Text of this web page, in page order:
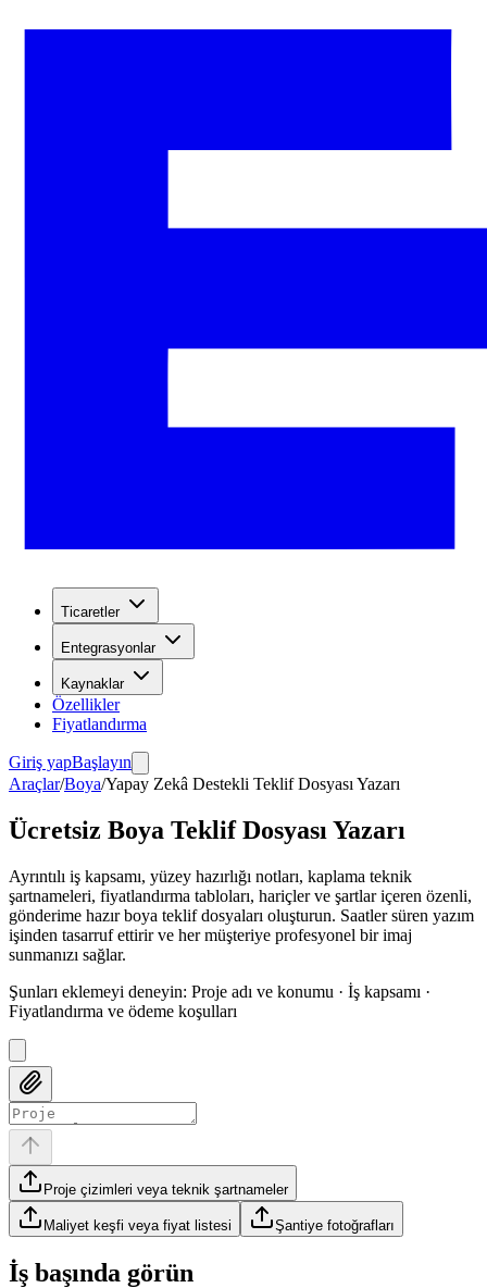
Ticaretler
Entegrasyonlar
Kaynaklar
Özellikler
Fiyatlandırma
Giriş yapBaşlayın
Araçlar/Boya/Yapay Zekâ Destekli Teklif Dosyası Yazarı
Ücretsiz Boya Teklif Dosyası Yazarı
Ayrıntılı iş kapsamı, yüzey hazırlığı notları, kaplama teknik
şartnameleri, fiyatlandırma tabloları, hariçler ve şartlar içeren özenli,
gönderime hazır boya teklif dosyaları oluşturun. Saatler süren yazım
işinden tasarruf ettirir ve her müşteriye profesyonel bir imaj
sunmanızı sağlar.
Şunları eklemeyi deneyin: Proje adı ve konumu · İş kapsamı ·
Fiyatlandırma ve ödeme koşulları
Proje çizimleri veya teknik şartnameler
Maliyet keşfi veya fiyat listesi Şantiye fotoğrafları
İş başında görün